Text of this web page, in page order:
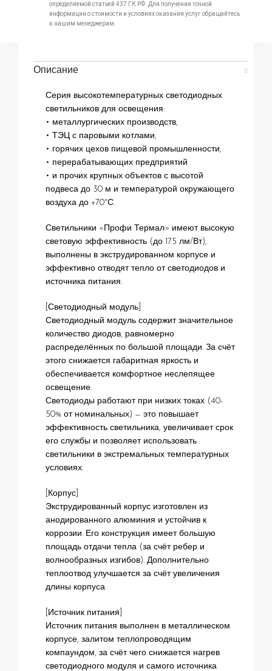
определяемой статьей 437 ГК РФ. Для получения точной
информации о стоимости и условиях оказания услуг обращайтесь
к нашим менеджерам.
Описание
Серия высокотемпературных светодиодных
светильников для освещения:
• металлургических производств,
• ТЭЦ с паровыми котлами,
• горячих цехов пищевой промышленности,
• перерабатывающих предприятий
• и прочих крупных объектов с высотой
подвеса до 30 м и температурой окружающего
воздуха до +70°С.
Светильники «Профи Термал» имеют высокую
световую эффективность (до 175 лм/Вт),
выполнены в экструдированном корпусе и
эффективно отводят тепло от светодиодов и
источника питания.
[Светодиодный модуль]
Светодиодный модуль содержит значительное
количество диодов, равномерно
распределённых по большой площади. За счёт
этого снижается габаритная яркость и
обеспечивается комфортное неслепящее
освещение.
Светодиоды работают при низких токах (40-
50% от номинальных) — это повышает
эффективность светильника, увеличивает срок
его службы и позволяет использовать
светильники в экстремальных температурных
условиях.
[Корпус]
Экструдированный корпус изготовлен из
анодированного алюминия и устойчив к
коррозии. Его конструкция имеет большую
площадь отдачи тепла (за счёт ребер и
волнообразных изгибов). Дополнительно
теплоотвод улучшается за счёт увеличения
длины корпуса.
[Источник питания]
Источник питания выполнен в металлическом
корпусе, залитом теплопроводящим
компаундом, за счёт чего снижается нагрев
светодиодного модуля и самого источника